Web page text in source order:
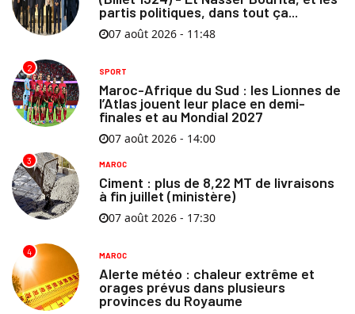
partis politiques, dans tout ça...
07 août 2026 - 11:48
2 SPORT
Maroc-Afrique du Sud : les Lionnes de
l’Atlas jouent leur place en demi-
finales et au Mondial 2027
07 août 2026 - 14:00
3 MAROC
Ciment : plus de 8,22 MT de livraisons
à fin juillet (ministère)
07 août 2026 - 17:30
4 MAROC
Alerte météo : chaleur extrême et
orages prévus dans plusieurs
provinces du Royaume